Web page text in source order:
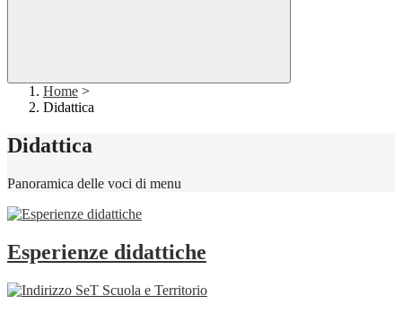
Home >
Didattica
Didattica
Panoramica delle voci di menu
Esperienze didattiche